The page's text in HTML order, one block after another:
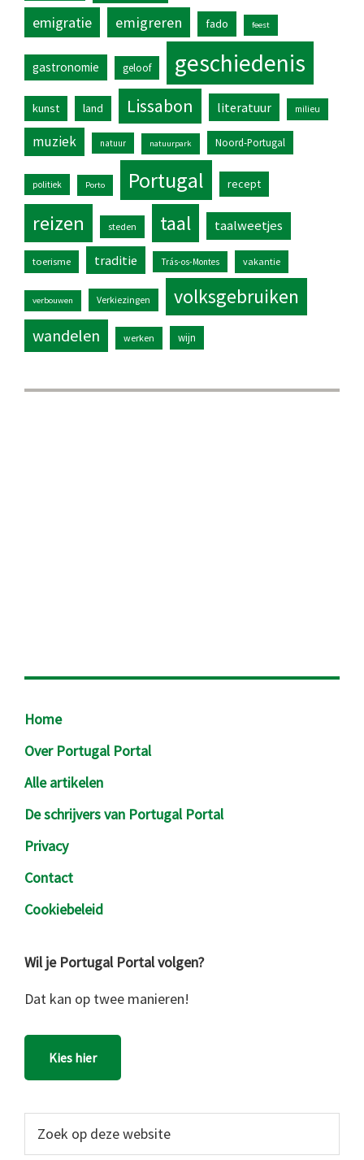
emigratie emigreren fado feest
gastronomie geloof geschiedenis
kunst land Lissabon literatuur milieu
muziek natuur natuurpark Noord-Portugal
politiek Porto Portugal recept
reizen steden taal taalweetjes
toerisme traditie Trás-os-Montes vakantie
verbouwen Verkiezingen volksgebruiken
wandelen werken wijn
Footer
Home
Over Portugal Portal
Alle artikelen
De schrijvers van Portugal Portal
Privacy
Contact
Cookiebeleid
Wil je Portugal Portal volgen?
Dat kan op twee manieren!
Kies hier